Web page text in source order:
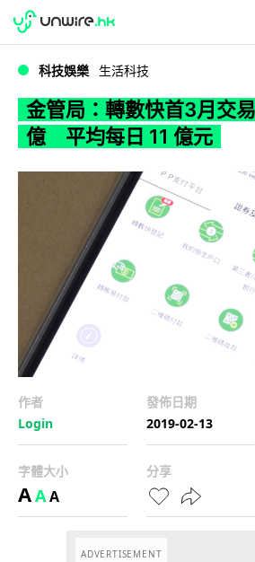
WWDC 2026
科技娛樂 生活科技
金管局：轉數快首3月交
億 平均每日 11 億元
作者
Login
發佈日期
2019-02-13
字體大小
AAA
分享
ADVERTISEMENT